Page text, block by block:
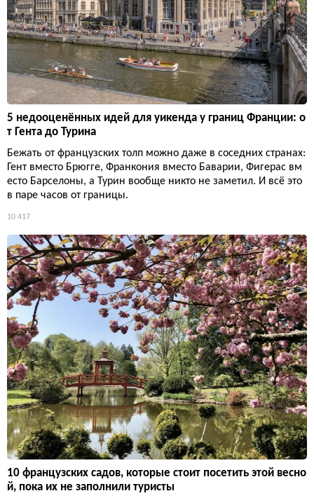
5 недооценённых идей для уикенда у границ Франции: о
т Гента до Турина
Бежать от французских толп можно даже в соседних странах:
Гент вместо Брюгге, Франкония вместо Баварии, Фигерас вм
есто Барселоны, а Турин вообще никто не заметил. И всё это
в паре часов от границы.
10 417
10 французских садов, которые стоит посетить этой весно
й, пока их не заполнили туристы